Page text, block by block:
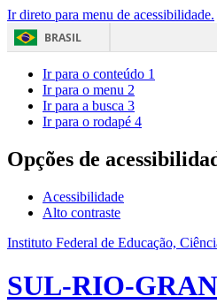
Ir direto para menu de acessibilidade.
BRASIL
Ir para o conteúdo 1
Ir para o menu 2
Ir para a busca 3
Ir para o rodapé 4
Opções de
Acessibilidade
Alto contraste
Instituto Federal de Educação,
SUL-RIO-